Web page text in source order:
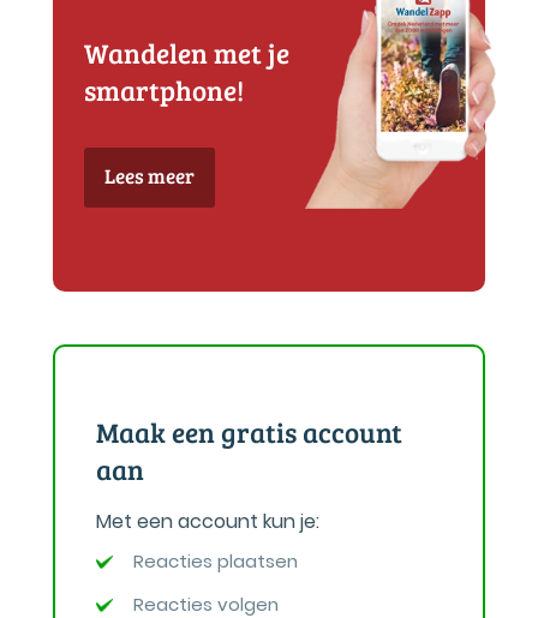
Wandelen met je
smartphone!
Lees meer
Maak een gratis account
aan
Met een account kun je:
Reacties plaatsen
Reacties volgen